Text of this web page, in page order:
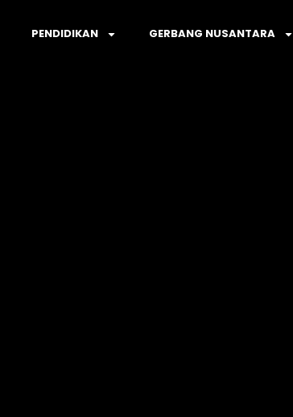
PENDIDIKAN GERBANG NUSANTARA